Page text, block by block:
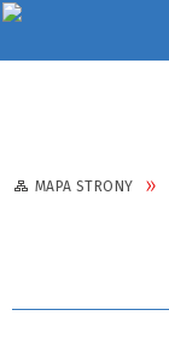
MAPA STRONY